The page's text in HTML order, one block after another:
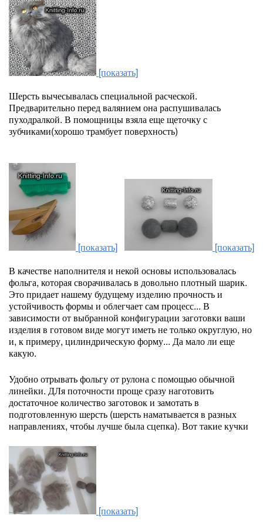
[показать]
Шерсть вычесывалась специальной расческой.
Предварительно перед валянием она распушивалась
пуходралкой. В помощницы взяла еще щеточку с
зубчиками(хорошо трамбует поверхность)
[показать]
[показать]
В качестве наполнителя и некой основы использовалась
фольга, которая сворачивалась в довольно плотный шарик.
Это придает нашему будущему изделию прочность и
устойчивость формы и облегчает сам процесс... В
зависимости от выбранной конфигурации заготовки ваши
изделия в готовом виде могут иметь не только округлую, но
и, к примеру, цилиндрическую форму... Да мало ли еще
какую.
Удобно отрывать фольгу от рулона с помощью обычной
линейки. ДЛя поточности проще сразу наготовить
достаточное количество заготовок и замотать в
подготовленную шерсть (шерсть наматывается в разных
направлениях, чтобы лучше была сцепка). Вот такие кучки
[показать]